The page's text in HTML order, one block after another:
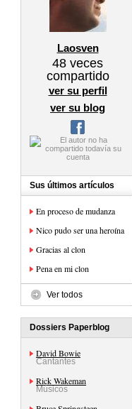
Laosven
48 veces
compartido
ver su perfil
ver su blog
Sus últimos artículos
En proceso de mudanza
Nico pudo ser una heroína
Gracias al clon
Pena en mi clon
Ver todos
Dossiers Paperblog
David Bowie
Cantantes
Rick Wakeman
Músicos